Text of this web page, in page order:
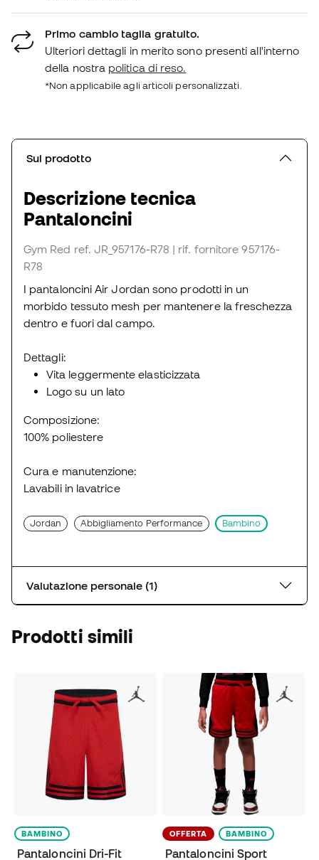
Primo cambio taglia gratuito.
Ulteriori dettagli in merito sono presenti all'interno
della nostra politica di reso.
*Non applicabile agli articoli personalizzati.
Sul prodotto
Descrizione tecnica
Pantaloncini
Gym Red ref. JR_957176-R78 | rif. fornitore 957176-
R78
I pantaloncini Air Jordan sono prodotti in un
morbido tessuto mesh per mantenere la freschezza
dentro e fuori dal campo.
Dettagli:
Vita leggermente elasticizzata
Logo su un lato
Composizione:
100% poliestere
Cura e manutenzione:
Lavabili in lavatrice
Jordan Abbigliamento Performance Bambino
Valutazione personale (1)
Prodotti simili
BAMBINO
Pantaloncini Dri-Fit
OFFERTA BAMBINO
Pantaloncini Sport